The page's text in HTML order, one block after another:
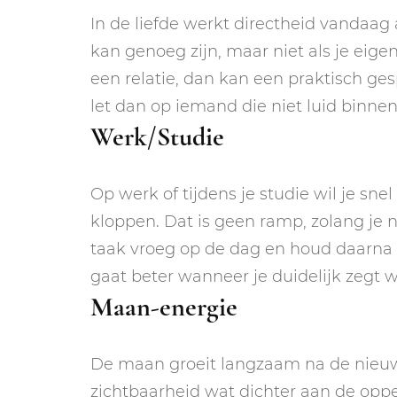
In de liefde werkt directheid
kan genoeg zijn, maar niet als je
een relatie, dan kan een praktisch
let dan op iemand die niet luid
Werk/Studie
Op werk of tijdens je studie wil je
kloppen. Dat is geen ramp, zolang je
taak vroeg op de dag en houd
gaat beter wanneer je duidelijk zegt
Maan-energie
De maan groeit langzaam na de
zichtbaarheid wat dichter aan de